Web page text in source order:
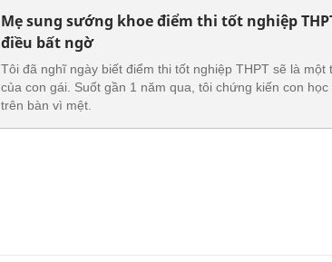
Mẹ sung sướng khoe điểm thi tốt nghiệp
điều bất ngờ
Tôi đã nghĩ ngày biết điểm thi tốt nghiệp THPT sẽ là
của con gái. Suốt gần 1 năm qua, tôi chứng kiến con
trên bàn vì mệt.